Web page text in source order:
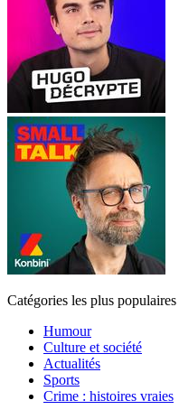
Catégories les plus populaires
Humour
Culture et société
Actualités
Sports
Crime : histoires vraies